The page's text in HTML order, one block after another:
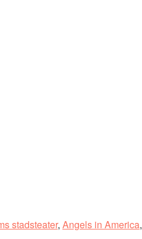
stadsteater, Angels in America,